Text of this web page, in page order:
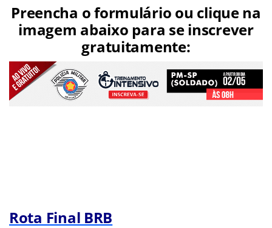
Preencha o formulário ou clique na
imagem abaixo para se inscrever
gratuitamente:
Rota Final BRB